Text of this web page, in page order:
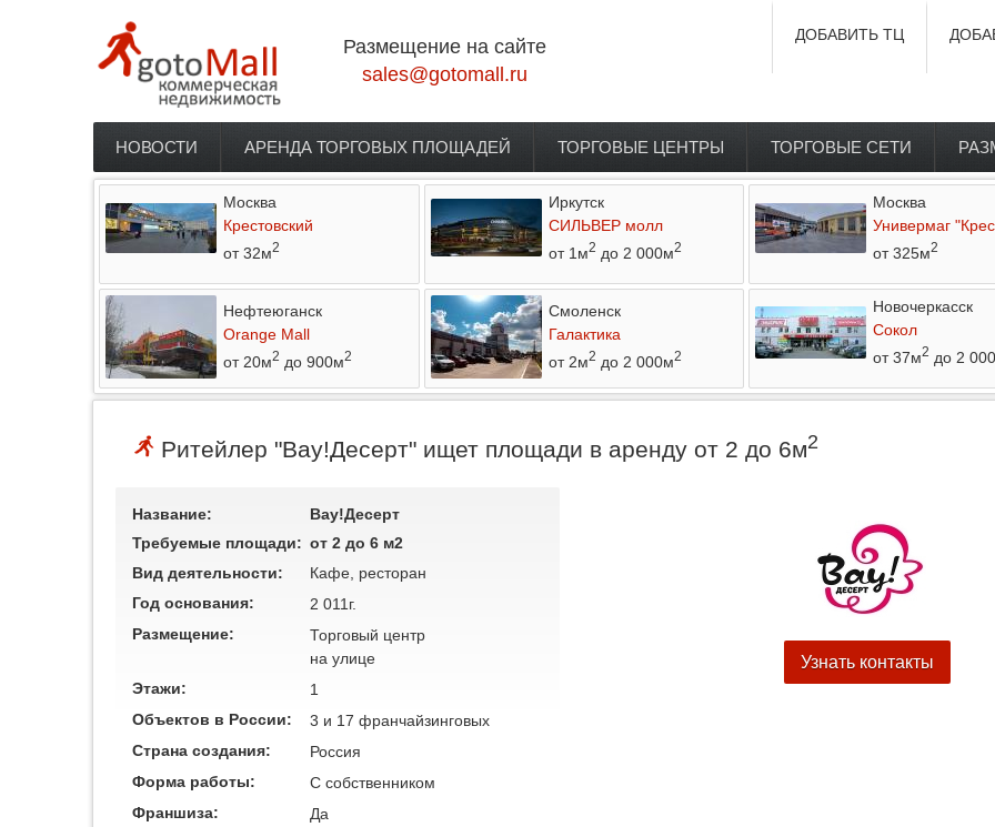
Размещение на сайте
sales@gotomall.ru
ДОБАВИТЬ ТЦ
Главное меню
НОВОСТИ АРЕНДА ТОРГОВЫХ ПЛОЩАДЕЙ ТОРГОВЫЕ ЦЕНТРЫ ТОРГОВЫЕ СЕТИ
Москва
Крестовский
от 32м2
Иркутск
СИЛЬВЕР молл
от 1м2 до 2 000м2
Москва
Универмаг
от 325м2
Нефтеюганск
Orange Mall
от 20м2 до 900м2
Смоленск
Галактика
от 2м2 до 2 000м2
Новочеркасск
Сокол
от 37м2 до 2
Ритейлер "Вау!Десерт" ищет площади в аренду от 2 до 6м2
Название:
Вау!Десерт
Требуемые площади: от 2 до 6 м2
Вид деятельности:
Кафе, ресторан
Год основания:
2 011г.
Размещение:
Торговый центр
на улице
Этажи:
1
Узнать контакты
Объектов в России:
3 и 17 франчайзинговых
Страна создания:
Россия
Форма работы:
C собственником
Франшиза:
Да